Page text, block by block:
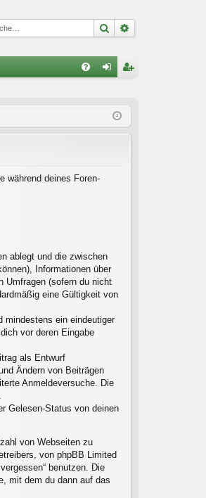
Suche
ist
während deines Foren-
ablegt und die zwischen
Informationen über
Umfragen (sofern du nicht
eine Gültigkeit von
mindestens ein eindeutiger
vor deren Eingabe
als Entwurf
Ändern von Beiträgen
Anmeldeversuche. Die
Gelesen-Status von deinen
von Webseiten zu
von phpBB Limited
benutzen. Die
mit dem du dann auf das